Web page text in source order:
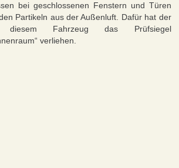
bei geschlossenen Fenstern und Türen
Partikeln aus der Außenluft. Dafür hat der
diesem Fahrzeug das Prüfsiegel
verliehen.